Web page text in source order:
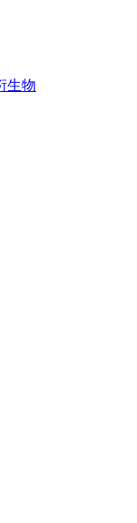
生物